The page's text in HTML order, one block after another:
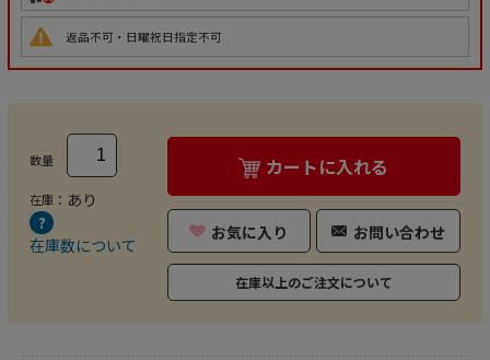
返品不可・日曜祝日指定不可
数量
在庫： あり
在庫数について
カートに入れる
お気に入り お問い合わせ
在庫以上のご注文について